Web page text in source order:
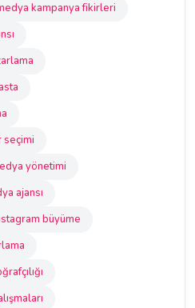
kampanya fikirleri
seçimi
yönetimi
ajansı
büyüme